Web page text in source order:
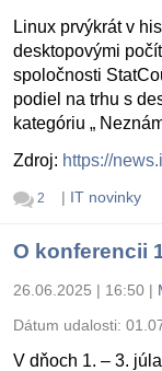
Linux prvýkrát v
desktopovými
spoločnosti
podiel na trhu s
kategóriu „
Zdroj: https://
2 | IT novinky
O konferencii
26.06.2025 | 16:50 |
Dátum udalosti:
V dňoch 1. – 3.